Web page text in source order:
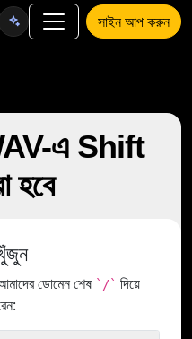
সাইন আপ করুন
এ Shift
হবে
ডোমেন শেষ `/` দিয়ে